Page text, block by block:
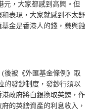
元，大家都感到高興。但
表現，大家就感到不太舒
金是香港人的錢，賺與蝕
後被《外匯基金條例》取
的發鈔制度，發鈔行須以
政府將白銀換取英鎊，作
的英鎊資產的利息收入，